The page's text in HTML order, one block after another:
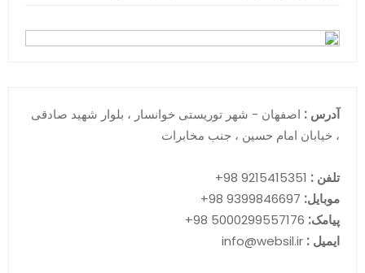
آدرس : اصفهان - شهر توریستی خوانسار ، بلوار شهید صادقی
، خیابان امام حسین ، جنب مخابرات
تلفن :
موبایل:
پیامک:
ایمیل :